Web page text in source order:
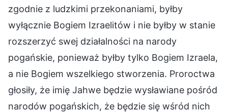
zgodnie z ludzkimi przekonaniami, byłby
wyłącznie Bogiem Izraelitów i nie byłby w stanie
rozszerzyć swej działalności na narody
pogańskie, ponieważ byłby tylko Bogiem Izraela,
a nie Bogiem wszelkiego stworzenia. Proroctwa
głosiły, że imię Jahwe będzie wysławiane pośród
narodów pogańskich, że będzie się wśród nich